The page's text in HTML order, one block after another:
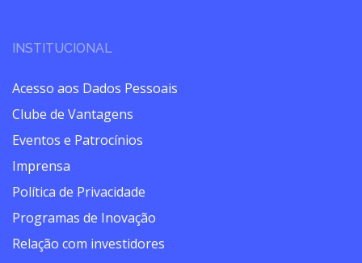
INSTITUCIONAL
Acesso aos Dados Pessoais
Clube de Vantagens
Eventos e Patrocínios
Imprensa
Política de Privacidade
Programas de Inovação
Relação com investidores